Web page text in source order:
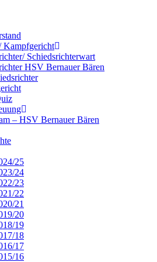
Kampfgericht
Schiedsrichterwart
HSV Bernauer Bären
– HSV Bernauer Bären
25
24
23
22
21
20
19
18
17
16